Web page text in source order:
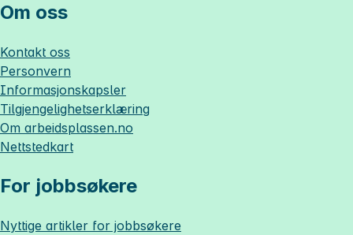
Om oss
Kontakt oss
Personvern
Informasjonskapsler
Tilgjengelighetserklæring
Om arbeidsplassen.no
Nettstedkart
For jobbsøkere
Nyttige artikler for jobbsøkere